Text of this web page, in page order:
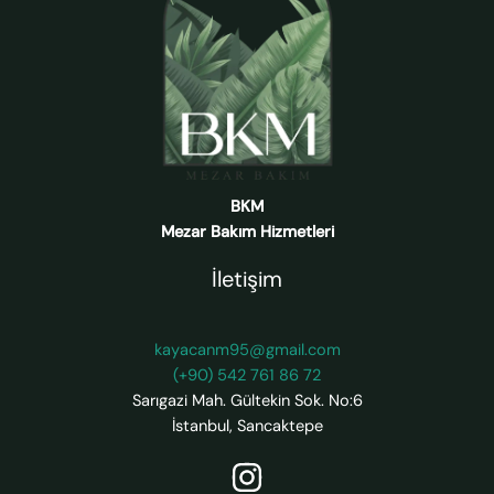
BKM
Mezar Bakım Hizmetleri
İletişim
kayacanm95@gmail.com
(+90) 542 761 86 72
Sarıgazi Mah. Gültekin Sok. No:6
İstanbul, Sancaktepe